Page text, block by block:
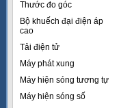
Thước đo góc
Bộ khuếch đại điện áp
cao
Tải điện tử
Máy phát xung
Máy hiện sóng tương tự
Máy hiện sóng số